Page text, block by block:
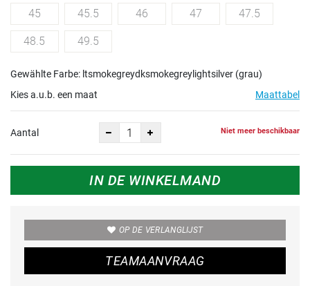
45 45.5 46 47 47.5
48.5 49.5
Gewählte Farbe: ltsmokegreydksmokegreylightsilver (grau)
Kies a.u.b. een maat
Maattabel
Aantal Niet meer beschikbaar
IN DE WINKELMAND
OP DE VERLANGLIJST
TEAMAANVRAAG